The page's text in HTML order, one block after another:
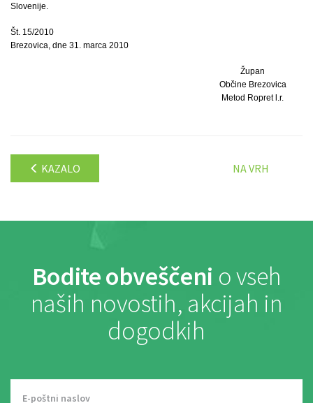
Slovenije.
Št. 15/2010
Brezovica, dne 31. marca 2010
Župan
Občine Brezovica
Metod Ropret l.r.
KAZALO NA VRH
Bodite obveščeni o vseh
naših novostih, akcijah in
dogodkih